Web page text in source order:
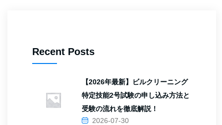
Recent Posts
【2026年最新】ビルクリーニング
特定技能2号試験の申し込み方法と
受験の流れを徹底解説！
2026-07-30